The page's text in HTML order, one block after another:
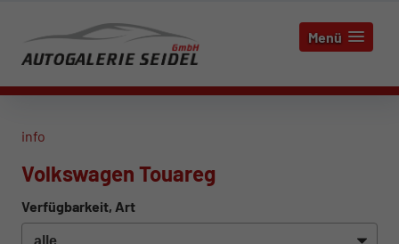
Menü
info
Volkswagen Touareg
Verfügbarkeit, Art